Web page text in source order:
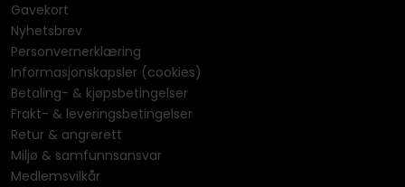
Gavekort
Nyhetsbrev
Personvernerklæring
Informasjonskapsler (cookies)
Betaling- & kjøpsbetingelser
Frakt- & leveringsbetingelser
Retur & angrerett
Miljø & samfunnsansvar
Medlemsvilkår